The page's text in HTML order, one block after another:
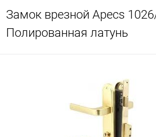
Замок врезной Apecs
Полированная латунь